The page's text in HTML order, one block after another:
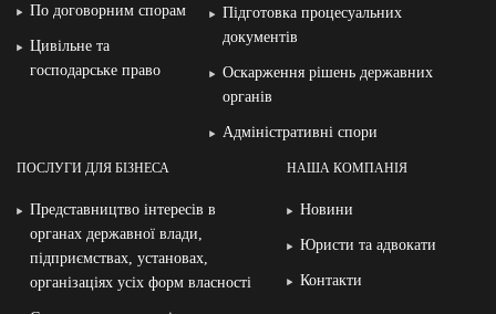
По договорним спорам
Цивільне та
господарське право
Підготовка процесуальних
документів
Оскарження рішень державних
органів
Адміністративні спори
ПОСЛУГИ ДЛЯ БІЗНЕСА
Представництво інтересів в
органах державної влади,
підприємствах, установах,
організаціях усіх форм власності
НАША КОМПАНІЯ
Новини
Юристи та адвокати
Контакти